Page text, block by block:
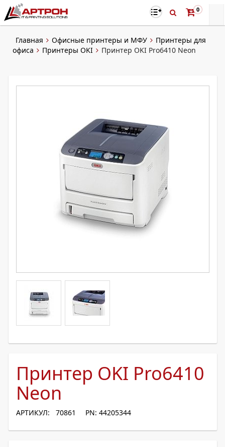
0
Главная Офисные принтеры и МФУ
Принтеры для
офиса
Принтеры OKI Принтер OKI Pro6410 Neon
Принтер OKI Pro6410
Neon
АРТИКУЛ: 70861 PN: 44205344